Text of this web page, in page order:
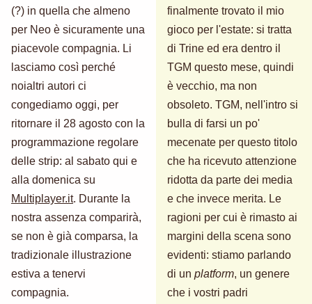
(?) in quella che almeno
per Neo è sicuramente una
piacevole compagnia. Li
lasciamo così perché
noialtri autori ci
congediamo oggi, per
ritornare il 28 agosto con la
programmazione regolare
delle strip: al sabato qui e
alla domenica su
Multiplayer.it. Durante la
nostra assenza comparirà,
se non è già comparsa, la
tradizionale illustrazione
estiva a tenervi
compagnia.
finalmente trovato il mio
gioco per l'estate: si tratta
di Trine ed era dentro il
TGM questo mese, quindi
è vecchio, ma non
obsoleto. TGM, nell'intro si
bulla di farsi un po'
mecenate per questo titolo
che ha ricevuto attenzione
ridotta da parte dei media
e che invece merita. Le
ragioni per cui è rimasto ai
margini della scena sono
evidenti: stiamo parlando
di un platform, un genere
che i vostri padri